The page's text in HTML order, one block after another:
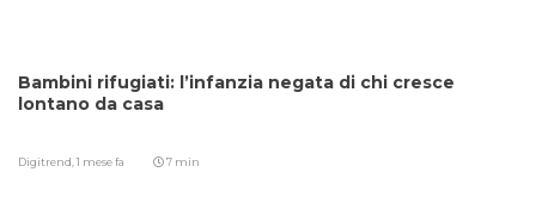
Bambini rifugiati: l’infanzia negata di chi cresce
lontano da casa
Digitrend,1 mese fa 7 min